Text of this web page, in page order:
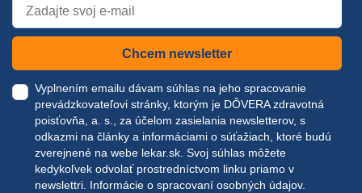
Chcem newsletter
Vyplnením emailu dávam súhlas na jeho spracovanie
prevádzkovateľovi stránky, ktorým je DÔVERA zdravotná
poisťovňa, a. s., za účelom zasielania newsletterov, s
odkazmi na články a informáciami o súťažiach, ktoré budú
zverejnené na webe lekar.sk. Svoj súhlas môžete
kedykoľvek odvolať prostredníctvom linku priamo v
newslettri. Informácie o spracovaní osobných údajov.